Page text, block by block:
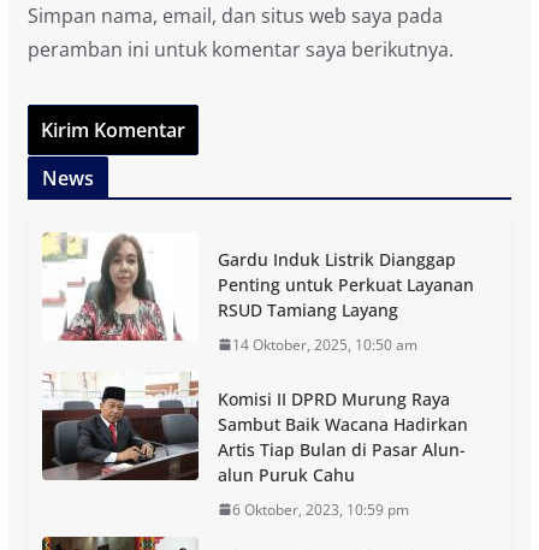
Simpan nama, email, dan situs web saya pada
peramban ini untuk komentar saya berikutnya.
News
Gardu Induk Listrik Dianggap
Penting untuk Perkuat Layanan
RSUD Tamiang Layang
14 Oktober, 2025, 10:50 am
Komisi II DPRD Murung Raya
Sambut Baik Wacana Hadirkan
Artis Tiap Bulan di Pasar Alun-
alun Puruk Cahu
6 Oktober, 2023, 10:59 pm